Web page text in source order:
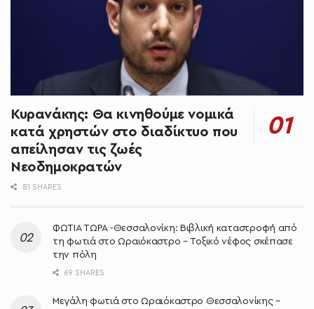
Κυρανάκης: Θα κινηθούμε νομικά
κατά χρηστών στο διαδίκτυο που
απείλησαν τις ζωές
Νεοδημοκρατών
81 SHARES
ΦΩΤΙΑ ΤΩΡΑ -Θεσσαλονίκη: Βιβλική καταστροφή από
τη φωτιά στο Ωραιόκαστρο – Τοξικό νέφος σκέπασε
την πόλη
69 SHARES
Μεγάλη φωτιά στο Ωραιόκαστρο Θεσσαλονίκης –